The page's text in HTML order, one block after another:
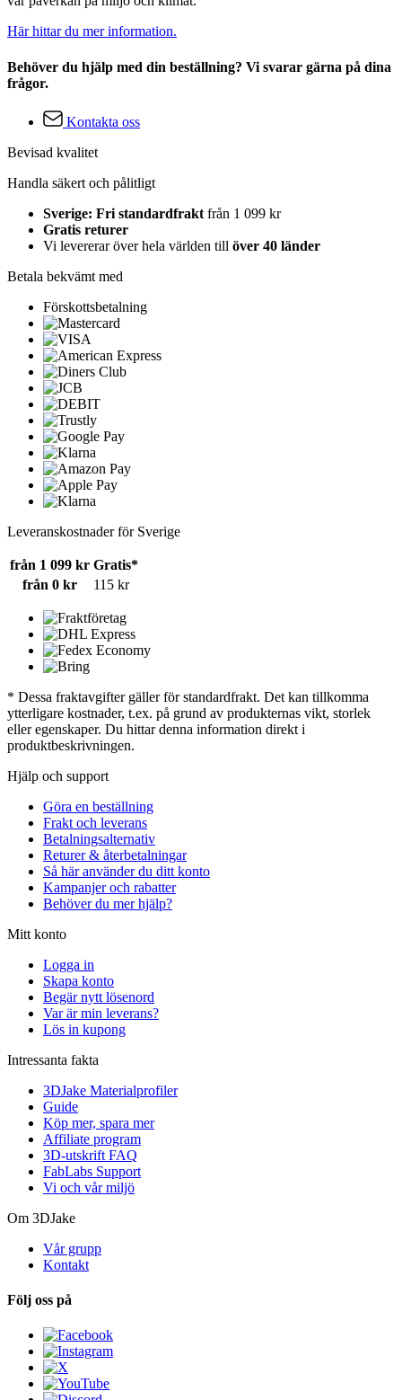
Här hittar du mer information.
Behöver du hjälp med din beställning? Vi svarar gärna på dina
frågor.
Kontakta oss
Bevisad kvalitet
Handla säkert och pålitligt
Sverige: Fri standardfrakt från 1 099 kr
Gratis returer
Vi levererar över hela världen till över 40 länder
Betala bekvämt med
Förskottsbetalning
Leveranskostnader för Sverige
från 1 099 kr Gratis*
från 0 kr
115 kr
* Dessa fraktavgifter gäller för standardfrakt. Det kan tillkomma
ytterligare kostnader, t.ex. på grund av produkternas vikt, storlek
eller egenskaper. Du hittar denna information direkt i
produktbeskrivningen.
Hjälp och support
Göra en beställning
Frakt och leverans
Betalningsalternativ
Returer & återbetalningar
Så här använder du ditt konto
Kampanjer och rabatter
Behöver du mer hjälp?
Mitt konto
Logga in
Skapa konto
Begär nytt lösenord
Var är min leverans?
Lös in kupong
Intressanta fakta
3DJake Materialprofiler
Guide
Köp mer, spara mer
Affiliate program
3D-utskrift FAQ
FabLabs Support
Vi och vår miljö
Om 3DJake
Vår grupp
Kontakt
Följ oss på